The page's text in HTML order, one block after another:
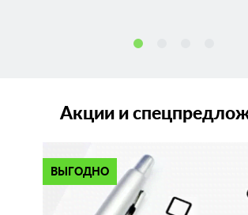
Акции и
ВЫГОДНО